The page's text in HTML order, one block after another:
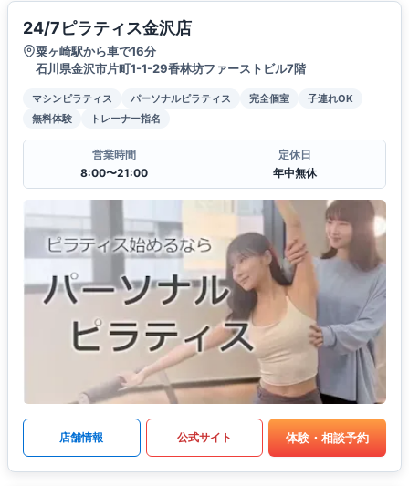
24/7ピラティス金沢店
粟ヶ崎駅から車で16分
石川県金沢市片町1-1-29香林坊ファーストビル7階
マシンピラティス パーソナルピラティス 完全個室
子連れOK
無料体験
トレーナー指名
営業時間
8:00〜21:00
定休日
年中無休
店舗情報 公式サイト 体験・相談予約